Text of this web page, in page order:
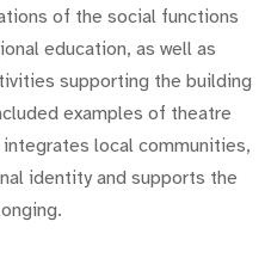
of the social functions
education, as well as
supporting the building
examples of theatre
local communities,
identity and supports the